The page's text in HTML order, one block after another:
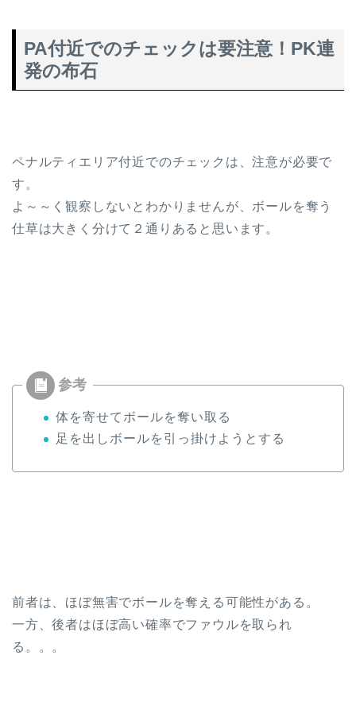
PA付近でのチェックは要注意！PK連
発の布石
ペナルティエリア付近でのチェックは、注意が必要で
す。
よ～～く観察しないとわかりませんが、ボールを奪う
仕草は大きく分けて２通りあると思います。
体を寄せてボールを奪い取る
足を出しボールを引っ掛けようとする
前者は、ほぼ無害でボールを奪える可能性がある。
一方、後者はほぼ高い確率でファウルを取られ
る。。。